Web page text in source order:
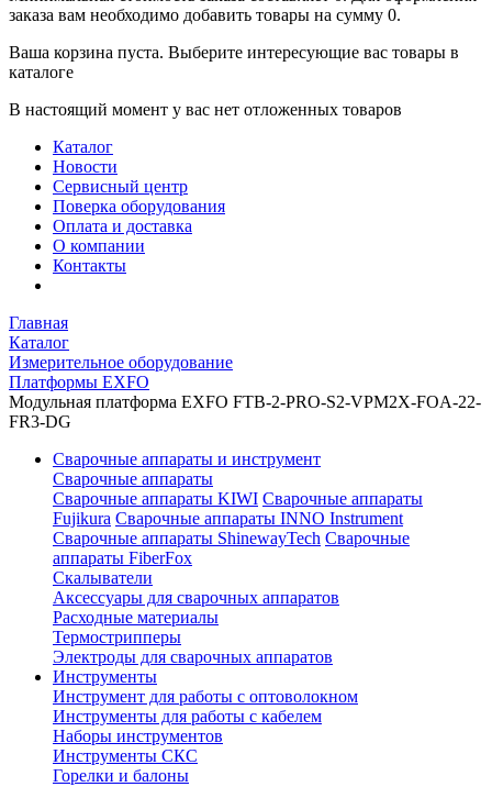
заказа вам необходимо добавить товары на сумму 0.
Ваша корзина пуста. Выберите интересующие вас товары в
каталоге
В настоящий момент у вас нет отложенных товаров
Каталог
Новости
Сервисный центр
Поверка оборудования
Оплата и доставка
О компании
Контакты
Главная
Каталог
Измерительное оборудование
Платформы EXFO
Модульная платформа EXFO FTB-2-PRO-S2-VPM2X-FOA-22-
FR3-DG
Сварочные аппараты и инструмент
Сварочные аппараты
Сварочные аппараты KIWI Сварочные аппараты
Fujikura Сварочные аппараты INNO Instrument
Сварочные аппараты ShinewayTech Cварочные
аппараты FiberFox
Скалыватели
Аксессуары для сварочных аппаратов
Расходные материалы
Термострипперы
Электроды для сварочных аппаратов
Инструменты
Инструмент для работы с оптоволокном
Инструменты для работы с кабелем
Наборы инструментов
Инструменты СКС
Горелки и балоны